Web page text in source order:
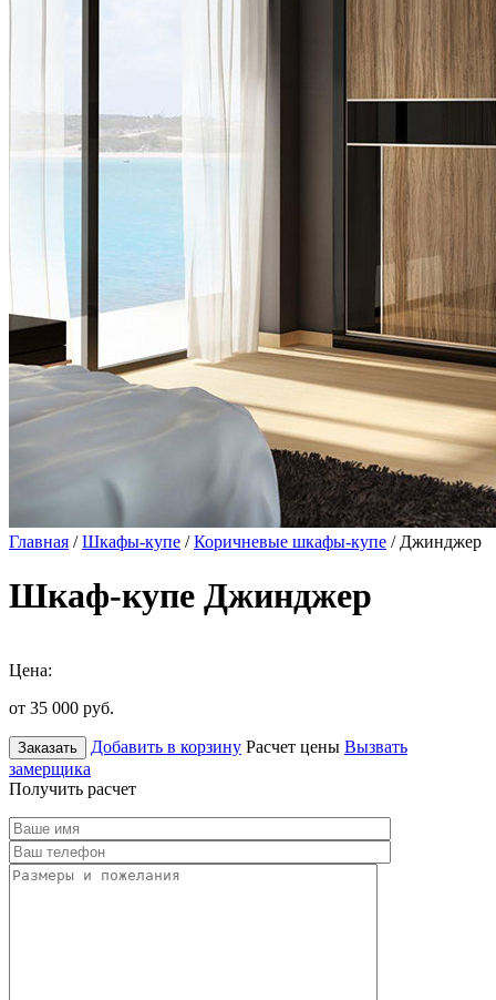
Главная /Шкафы-купе /Коричневые шкафы-купе / Джинджер
Шкаф-купе Джинджер
Цена:
от 35 000 руб.
Заказать Добавить в корзину Расчет цены Вызвать
замерщика
Получить расчет